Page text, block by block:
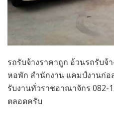
รถรับจ้างราคาถูก อ้วนรถรับจ้
หอพัก สำนักงาน แคมป์งานก่อ
รับงานทั่วราชอาณาจักร 082-
ตลอดครับ